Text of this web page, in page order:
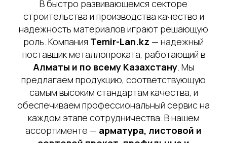
В быстро развивающемся секторе
строительства и производства качество и
надежность материалов играют решающую
роль. Компания Temir-Lan.kz — надежный
поставщик металлопроката, работающий в
Алматы и по всему Казахстану. Мы
предлагаем продукцию, соответствующую
самым высоким стандартам качества, и
обеспечиваем профессиональный сервис на
каждом этапе сотрудничества. В нашем
ассортименте — арматура, листовой и